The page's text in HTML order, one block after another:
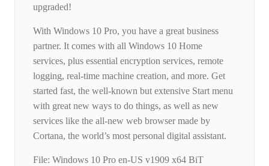
upgraded!
With Windows 10 Pro, you have a great business
partner. It comes with all Windows 10 Home
services, plus essential encryption services, remote
logging, real-time machine creation, and more. Get
started fast, the well-known but extensive Start menu
with great new ways to do things, as well as new
services like the all-new web browser made by
Cortana, the world’s most personal digital assistant.
File: Windows 10 Pro en-US v1909 x64 BiT